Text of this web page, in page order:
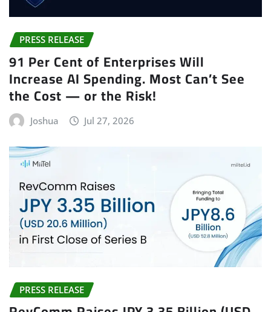
PRESS RELEASE
91 Per Cent of Enterprises Will
Increase AI Spending. Most Can’t See
the Cost — or the Risk!
Joshua Jul 27, 2026
PRESS RELEASE